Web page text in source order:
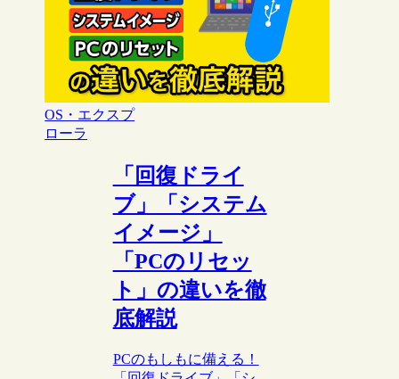
OS・エクスプ
ローラ
「回復ドライ
ブ」「システム
イメージ」
「PCのリセッ
ト」の違いを徹
底解説
PCのもしもに備える！